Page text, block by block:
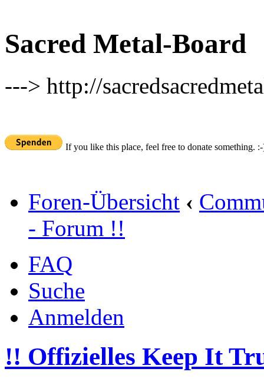
Sacred Metal-Board
---> http://
If you like this place, feel free to donate something.
Foren-Übersicht ‹
- Forum !!
FAQ
Suche
Anmelden
!! Offizielles Keep It